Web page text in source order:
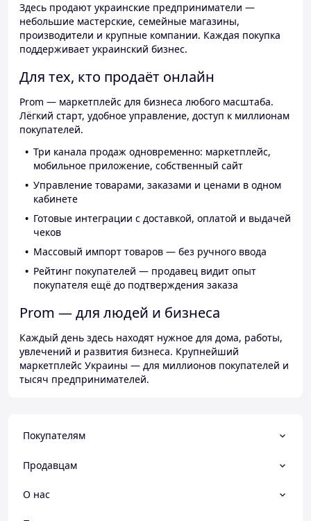
Здесь продают украинские предприниматели —
небольшие мастерские, семейные магазины,
производители и крупные компании. Каждая покупка
поддерживает украинский бизнес.
Для тех, кто продаёт онлайн
Prom — маркетплейс для бизнеса любого масштаба.
Лёгкий старт, удобное управление, доступ к миллионам
покупателей.
Три канала продаж одновременно: маркетплейс,
мобильное приложение, собственный сайт
Управление товарами, заказами и ценами в одном
кабинете
Готовые интеграции с доставкой, оплатой и выдачей
чеков
Массовый импорт товаров — без ручного ввода
Рейтинг покупателей — продавец видит опыт
покупателя ещё до подтверждения заказа
Prom — для людей и бизнеса
Каждый день здесь находят нужное для дома, работы,
увлечений и развития бизнеса. Крупнейший
маркетплейс Украины — для миллионов покупателей и
тысяч предпринимателей.
Покупателям
Продавцам
О нас